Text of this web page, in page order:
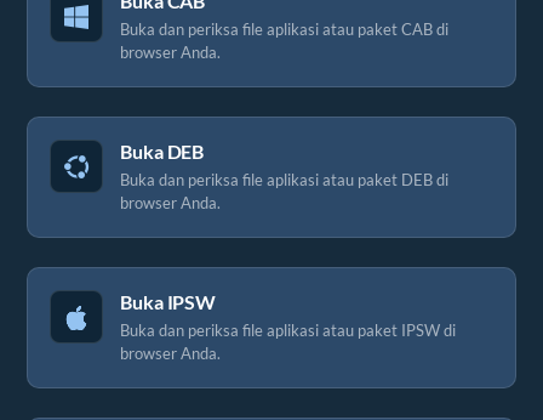
Buka dan periksa file aplikasi atau paket CAB di
browser Anda.
Buka DEB
Buka dan periksa file aplikasi atau paket DEB di
browser Anda.
Buka IPSW
Buka dan periksa file aplikasi atau paket IPSW di
browser Anda.